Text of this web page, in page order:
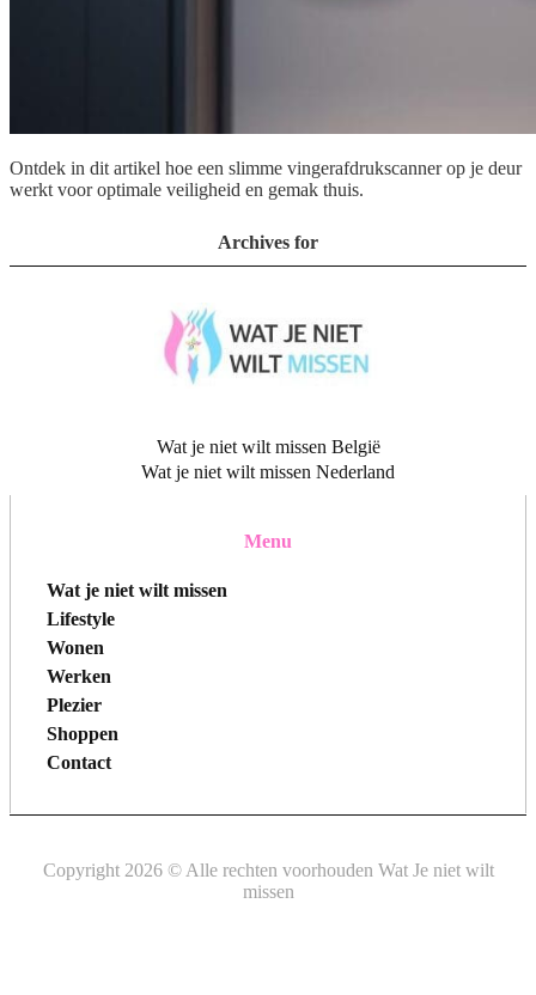
Ontdek in dit artikel hoe een slimme vingerafdrukscanner op je deur
werkt voor optimale veiligheid en gemak thuis.
Archives for
Wat je niet wilt missen België
Wat je niet wilt missen Nederland
Menu
Wat je niet wilt missen
Lifestyle
Wonen
Werken
Plezier
Shoppen
Contact
Copyright 2026 © Alle rechten voorhouden Wat Je niet wilt
missen